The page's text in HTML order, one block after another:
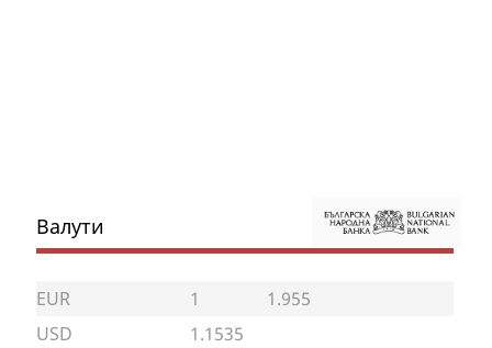
Валути
EUR 1
1.955
USD
1.1535